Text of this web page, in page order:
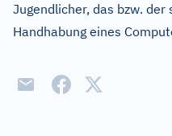
Jugendlicher, das bzw.
Handhabung eines